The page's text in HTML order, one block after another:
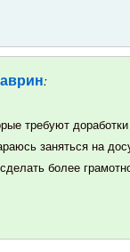
:
требуют
заняться на
более